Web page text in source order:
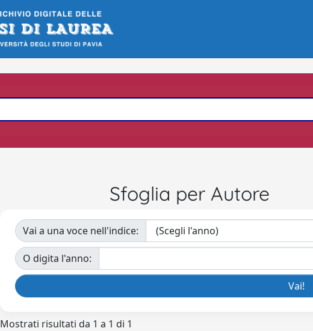
Sfoglia per Autore
Vai a una voce nell'indice:
O digita l'anno:
Mostrati risultati da 1 a 1 di 1